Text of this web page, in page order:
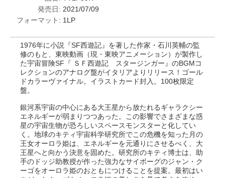
発売日: 2021/07/09
フォーマット: 1LP
1976年に小説『SF西遊記』を著した作家・石川英輔の監
修のもと、東映動画（現・東映アニメーション）が製作し
た宇宙冒険SF『 ＳＦ西遊記 スタージンガー』のBGMコ
レクションのアナログ盤がイタリアよりリリース！ゴール
ドカラーヴァイナル。イラストカード封入。100枚限定
盤。
銀河系宇宙の中心にある大王星から放たれるギャラクシー
エネルギーが弱まりつつあった。この影響でさまざまな惑
星の宇宙生物が恐ろしいスペースモンスターと化してい
く。地球のキティ宇宙科学研究所でこの危機を知った月の
王女オーロラ姫は、エネルギーを元通りにさせるべく、大
王星へと向かう決意を固めた。研究所のキティ博士は、助
手のドッジ助教授が作った強力なサイボーグのジャン・ク
ーゴをオーロラ姫のおともにつけることを提案。最初はい